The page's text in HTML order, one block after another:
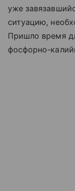
уже
ситуацию,
Пришло время
фосфорно-